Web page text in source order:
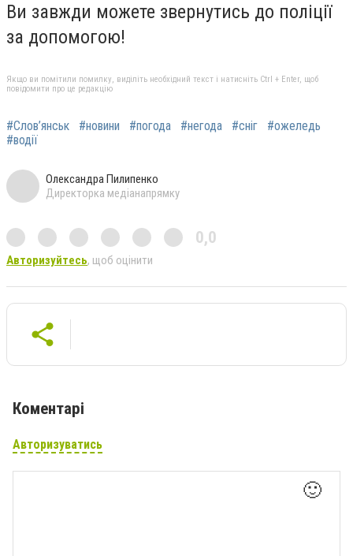
Ви завжди можете звернутись до поліції
за допомогою!
Якщо ви помітили помилку, виділіть необхідний текст і натисніть Ctrl + Enter, щоб
повідомити про це редакцію
#Слов’янськ #новини #погода #негода #сніг
#ожеледь
#водії
Олександра Пилипенко
Директорка медіанапрямку
0,0
Авторизуйтесь, щоб оцінити
Коментарі
Авторизуватись
🙂